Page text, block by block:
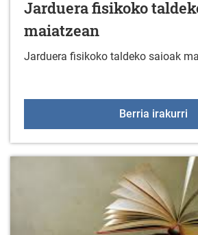
Jarduera fisikoko
maiatzean
Jarduera fisikoko taldeko saioak
Berria irakurri